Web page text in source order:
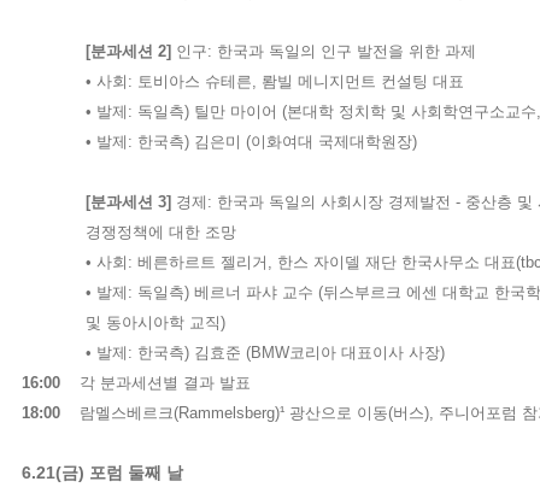
[분과세션 2] 인구: 한국과 독일의 인구 발전을 위한 과제
•사회 : 토비아스 슈테른, 뢈빌 메니지먼트 컨설팅 대표
• 발제 : 독일측) 틸만 마이어 (본대학 정치학 및 사회학연구소교수
• 발제 : 한국측) 김은미 (이화여대 국제대학원장)
[분과세션 3] 경제 : 한국과 독일의 사회시장 경제발전 - 중산층 및
경쟁정책에 대한 조망
•사회 :베른하르트 젤리거 , 한스 자이델 재단 한국사무소 대표
• 발제 : 독일측)베르너 파샤 교수 (뒤스부르크 에센 대학교 한국
및 동아시아학 교직)
• 발제 : 한국측) 김효준 (BMW코리아 대표이사 사장)
16:00
각 분과세션별 결과 발표
18:00 람멜스베르크(Rammelsberg)¹ 광산으로 이동(버스), 주니어포럼
6.21(금) 포럼 둘째 날